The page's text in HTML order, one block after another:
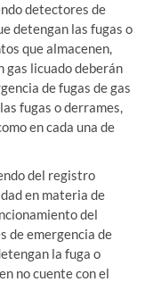
detectores de
detengan las fugas o
que almacenen,
licuado deberán
de fugas de gas
fugas o derrames,
en cada una de
del registro
en materia de
del
de emergencia de
la fuga o
no cuente con el